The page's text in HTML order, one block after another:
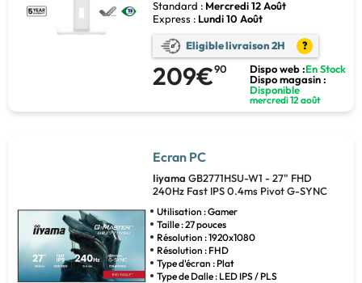
Standard : Mercredi 12 Août
Express : Lundi 10 Août
Eligible livraison 2H ?
209€90 Dispo web :En Stock
Dispo magasin :
Disponible
mercredi 12 août
Ecran PC
Iiyama GB2771HSU-W1 - 27" FHD
240Hz Fast IPS 0.4ms Pivot G-SYNC
Utilisation : Gamer
Taille : 27 pouces
Résolution : 1920x1080
Résolution : FHD
Type d'écran : Plat
Type de Dalle : LED IPS / PLS